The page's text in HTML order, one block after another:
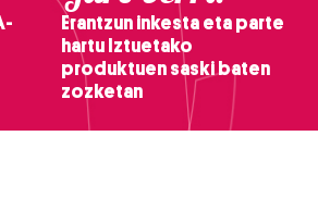
Erantzun inkesta eta parte
hartu Iztuetako
produktuen saski baten
zozketan